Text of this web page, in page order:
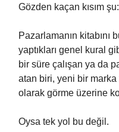
Gözden kaçan kısım şu:
Pazarlamanın kitabını
yaptıkları genel kural
bir süre çalışan ya da
atan biri, yeni bir
olarak görme üzerine
Oysa tek yol bu değil.